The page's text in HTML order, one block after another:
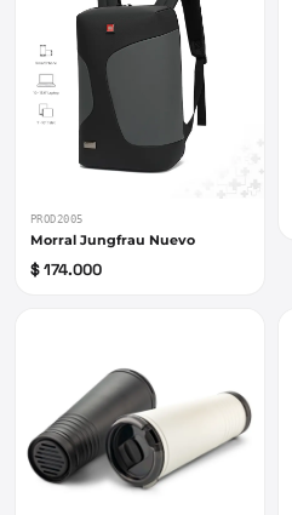
PROD2005
Morral Jungfrau Nuevo
$ 174.000